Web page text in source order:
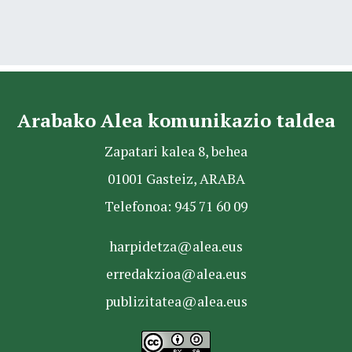
Arabako Alea komunikazio taldea
Zapatari kalea 8, behea
01001 Gasteiz, ARABA
Telefonoa: 945 71 60 09
harpidetza@alea.eus
erredakzioa@alea.eus
publizitatea@alea.eus